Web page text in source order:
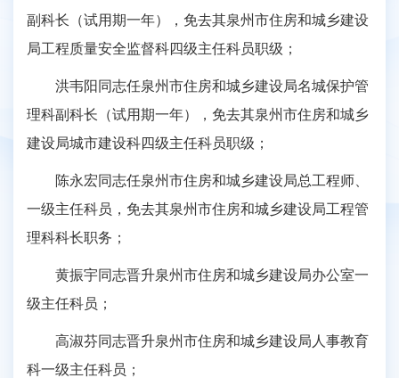
副科长（试用期一年），免去其泉州市住房和城乡建设
局工程质量安全监督科四级主任科员职级；
洪韦阳同志任泉州市住房和城乡建设局名城保护管
理科副科长（试用期一年），免去其泉州市住房和城乡
建设局城市建设科四级主任科员职级；
陈永宏同志任泉州市住房和城乡建设局总工程师、
一级主任科员，免去其泉州市住房和城乡建设局工程管
理科科长职务；
黄振宇同志晋升泉州市住房和城乡建设局办公室一
级主任科员；
高淑芬同志晋升泉州市住房和城乡建设局人事教育
科一级主任科员；